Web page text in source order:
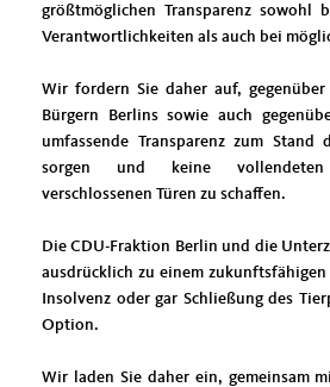
größtmöglichen Transparenz sowohl
Verantwortlichkeiten als auch bei
Wir fordern Sie daher auf,
Bürgern Berlins sowie auch
umfassende Transparenz zum Stand
sorgen und keine
verschlossenen Türen zu schaffen.
Die CDU-Fraktion Berlin und die
ausdrücklich zu einem
Insolvenz oder gar Schließung des
Option.
Wir laden Sie daher ein, gemeinsam